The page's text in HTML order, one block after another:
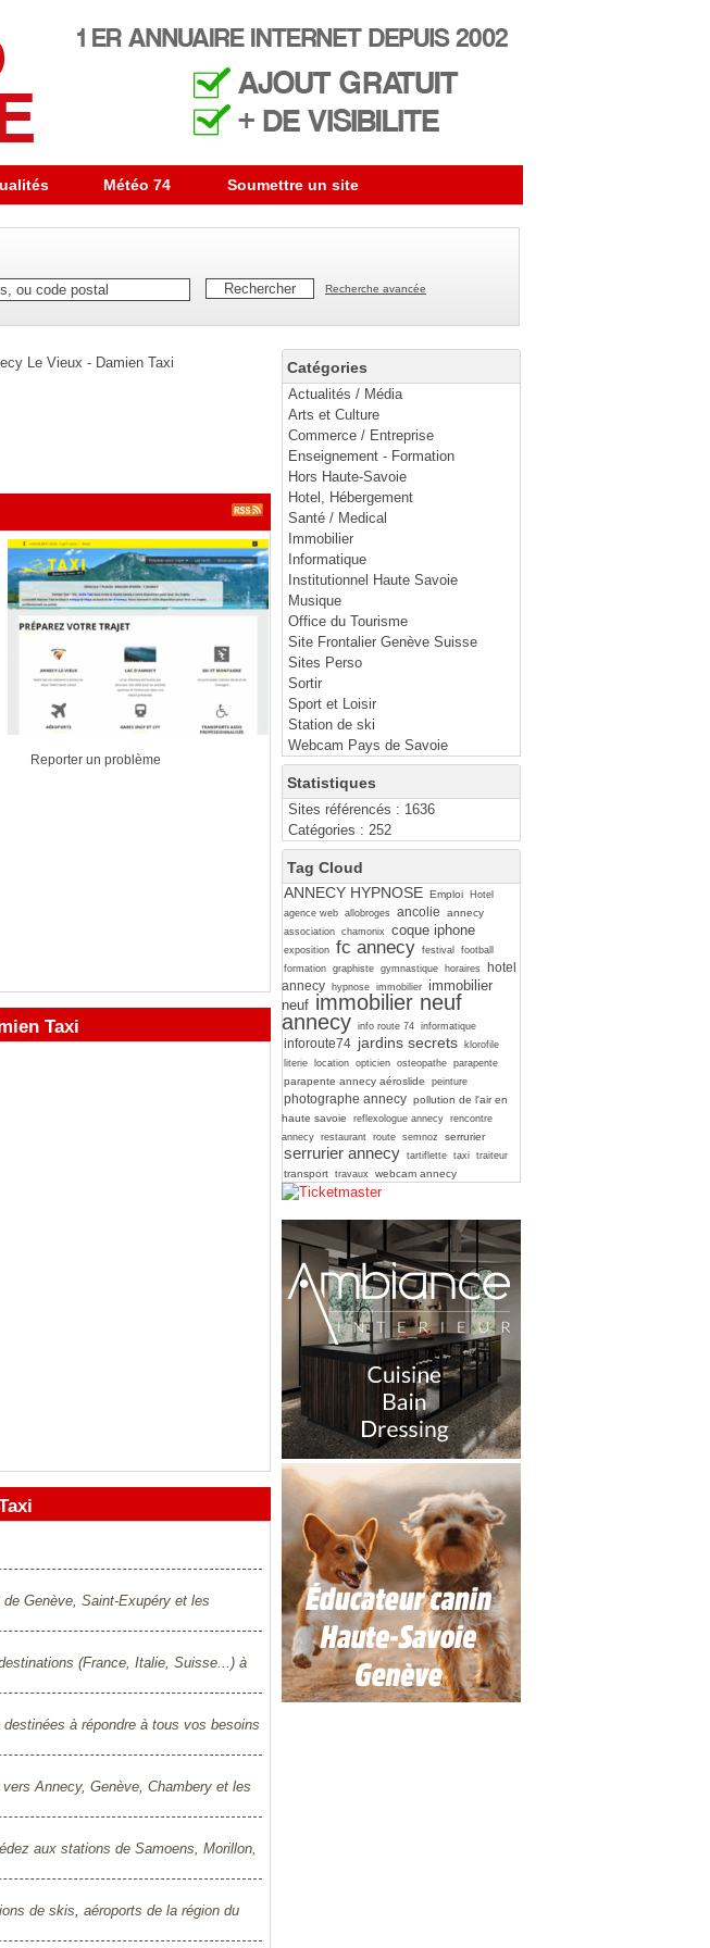
Météo 74 Soumettre un site
Recherche avancée
Catégories
Actualités / Média
Arts et Culture
Commerce / Entreprise
Enseignement - Formation
Hors Haute-Savoie
Hotel, Hébergement
Santé / Medical
Immobilier
Informatique
Institutionnel Haute Savoie
Musique
Office du Tourisme
Site Frontalier Genève Suisse
Sites Perso
Sortir
Sport et Loisir
Station de ski
Webcam Pays de Savoie
Statistiques
Sites référencés : 1636
Catégories : 252
Tag Cloud
ANNECY HYPNOSE Emploi
Hotel
agence web allobroges ancolie annecy
association chamonix coque iphone
exposition fc annecy festival
football
formation graphiste gymnastique horaires
hotel
annecy
hypnose immobilier immobilier
neuf immobilier neuf
annecy info route 74 informatique
inforoute74 jardins secrets
klorofile
literie
location opticien osteopathe parapente
parapente annecy aéroslide peinture
photographe annecy pollution de l'air en
haute savoie
reflexologue annecy rencontre
annecy restaurant route semnoz serrurier
serrurier annecy tartiflette taxi traiteur
transport travaux webcam annecy
Le Vieux - Damien Taxi
Reporter un problème
Taxi
Genève, Saint-Exupéry et les
(France, Italie, Suisse...) à
à répondre à tous vos besoins
Annecy, Genève, Chambery et les
aux stations de Samoens, Morillon,
de skis, aéroports de la région du